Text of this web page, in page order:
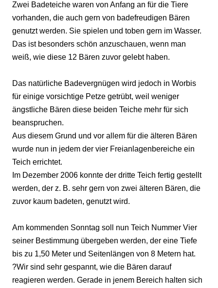
Zwei Badeteiche waren von Anfang an für die Tiere
vorhanden, die auch gern von badefreudigen Bären
genutzt werden. Sie spielen und toben gern im Wasser.
Das ist besonders schön anzuschauen, wenn man
weiß, wie diese 12 Bären zuvor gelebt haben.
Das natürliche Badevergnügen wird jedoch in Worbis
für einige vorsichtige Petze getrübt, weil weniger
ängstliche Bären diese beiden Teiche mehr für sich
beanspruchen.
Aus diesem Grund und vor allem für die älteren Bären
wurde nun in jedem der vier Freianlagenbereiche ein
Teich errichtet.
Im Dezember 2006 konnte der dritte Teich fertig gestellt
werden, der z. B. sehr gern von zwei älteren Bären, die
zuvor kaum badeten, genutzt wird.
Am kommenden Sonntag soll nun Teich Nummer Vier
seiner Bestimmung übergeben werden, der eine Tiefe
bis zu 1,50 Meter und Seitenlängen von 8 Metern hat.
?Wir sind sehr gespannt, wie die Bären darauf
reagieren werden. Gerade in jenem Bereich halten sich